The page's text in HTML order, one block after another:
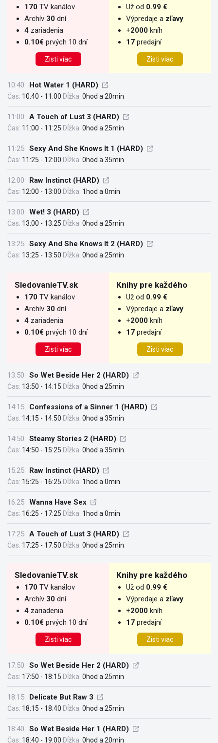
170 TV kanálov
Archív 30 dní
4 zariadenia
0.10€ prvých 10 dní
Zisti víac
Už od 0.99 €
Výpredaje a zľavy
+2000 kníh
17 predajní
Zisti viac
10:40 Hot Water 1 (HARD)
Čas: 10:40 - 11:00 Dĺžka: 0hod a 20min
11:00 A Touch of Lust 3 (HARD)
Čas: 11:00 - 11:25 Dĺžka: 0hod a 25min
11:25 Sexy And She Knows It 1 (HARD)
Čas: 11:25 - 12:00 Dĺžka: 0hod a 35min
12:00 Raw Instinct (HARD)
Čas: 12:00 - 13:00 Dĺžka: 1hod a 0min
13:00 Wet! 3 (HARD)
Čas: 13:00 - 13:25 Dĺžka: 0hod a 25min
13:25 Sexy And She Knows It 2 (HARD)
Čas: 13:25 - 13:50 Dĺžka: 0hod a 25min
SledovanieTV.sk
170 TV kanálov
Archív 30 dní
4 zariadenia
0.10€ prvých 10 dní
Zisti víac
Knihy pre každého
Už od 0.99 €
Výpredaje a zľavy
+2000 kníh
17 predajní
Zisti viac
13:50 So Wet Beside Her 2 (HARD)
Čas: 13:50 - 14:15 Dĺžka: 0hod a 25min
14:15 Confessions of a Sinner 1 (HARD)
Čas: 14:15 - 14:50 Dĺžka: 0hod a 35min
14:50 Steamy Stories 2 (HARD)
Čas: 14:50 - 15:25 Dĺžka: 0hod a 35min
15:25 Raw Instinct (HARD)
Čas: 15:25 - 16:25 Dĺžka: 1hod a 0min
16:25 Wanna Have Sex
Čas: 16:25 - 17:25 Dĺžka: 1hod a 0min
17:25 A Touch of Lust 3 (HARD)
Čas: 17:25 - 17:50 Dĺžka: 0hod a 25min
SledovanieTV.sk
170 TV kanálov
Archív 30 dní
4 zariadenia
0.10€ prvých 10 dní
Zisti víac
Knihy pre každého
Už od 0.99 €
Výpredaje a zľavy
+2000 kníh
17 predajní
Zisti viac
17:50 So Wet Beside Her 2 (HARD)
Čas: 17:50 - 18:15 Dĺžka: 0hod a 25min
18:15 Delicate But Raw 3
Čas: 18:15 - 18:40 Dĺžka: 0hod a 25min
18:40 So Wet Beside Her 1 (HARD)
Čas: 18:40 - 19:00 Dĺžka: 0hod a 20min